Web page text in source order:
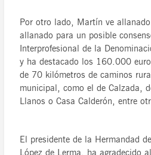
Por otro lado, Martín ve
allanado para un posible
Interprofesional de la
y ha destacado los 160.000
de 70 kilómetros de caminos
municipal, como el de Calzada,
Llanos o Casa Calderón, entre
El presidente de la Hermandad
López de Lerma, ha agradecido